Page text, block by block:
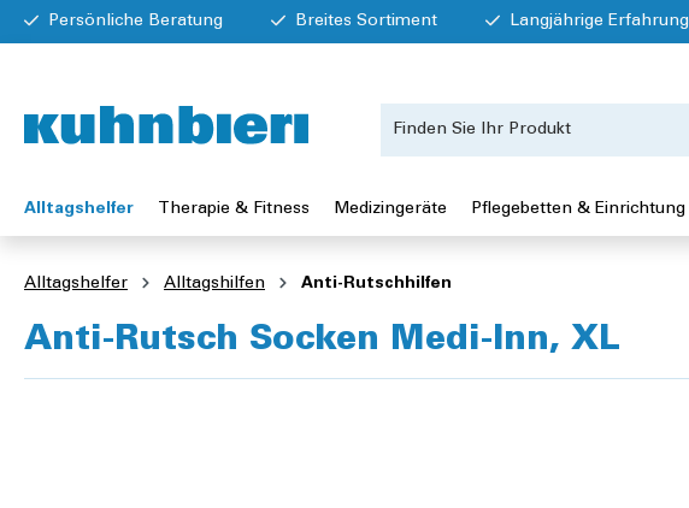
Persönliche Beratung Breites Sortiment Langjährige Erfahrung
Alltagshelfer Therapie & Fitness Medizingeräte Pflegebetten & Einrichtung
Alltagshelfer Alltagshilfen Anti-Rutschhilfen
Anti-Rutsch Socken Medi-Inn, XL